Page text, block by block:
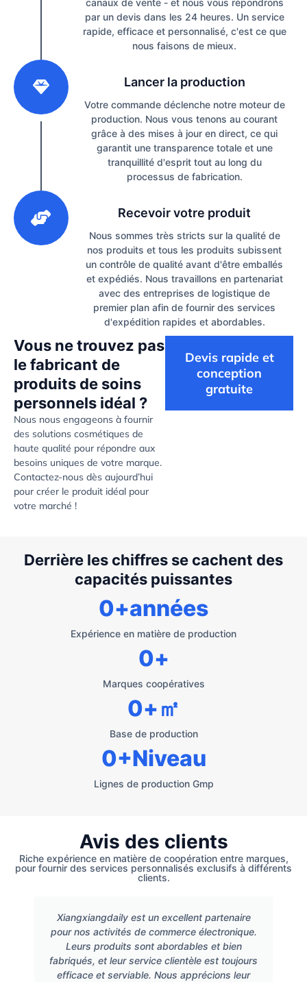
par un devis dans les 24 heures. Un service
rapide, efficace et personnalisé, c'est ce que
nous faisons de mieux.
Lancer la production
Votre commande déclenche notre moteur de
production. Nous vous tenons au courant
grâce à des mises à jour en direct, ce qui
garantit une transparence totale et une
tranquillité d'esprit tout au long du
processus de fabrication.
Recevoir votre produit
Nous sommes très stricts sur la qualité de
nos produits et tous les produits subissent
un contrôle de qualité avant d'être emballés
et expédiés. Nous travaillons en partenariat
avec des entreprises de logistique de
premier plan afin de fournir des services
d'expédition rapides et abordables.
Vous ne trouvez pas
le fabricant de
produits de soins
personnels idéal ?
Nous nous engageons à fournir
des solutions cosmétiques de
haute qualité pour répondre aux
besoins uniques de votre marque.
Contactez-nous dès aujourd’hui
pour créer le produit idéal pour
votre marché !
Devis rapide et
conception
gratuite
Derrière les chiffres se cachent des
capacités puissantes
Expérience en matière de production
0+années
Marques coopératives
0+
Base de production
0+㎡
Lignes de production Gmp
0+Niveau
Avis des clients
Riche expérience en matière de coopération entre marques,
pour fournir des services personnalisés exclusifs à différents
clients.
Xiangxiangdaily est un excellent partenaire
pour nos activités de commerce électronique.
Leurs produits sont abordables et bien
fabriqués, et leur service clientèle est toujours
efficace et serviable. Nous apprécions leur